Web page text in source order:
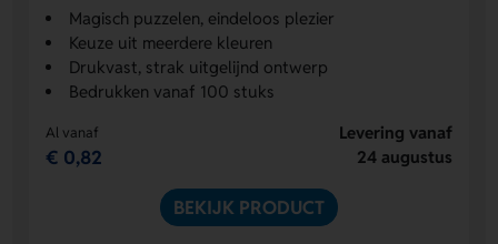
Magisch puzzelen, eindeloos plezier
Keuze uit meerdere kleuren
Drukvast, strak uitgelijnd ontwerp
Bedrukken vanaf 100 stuks
Al vanaf
€ 0,82
Levering vanaf
24 augustus
BEKIJK PRODUCT